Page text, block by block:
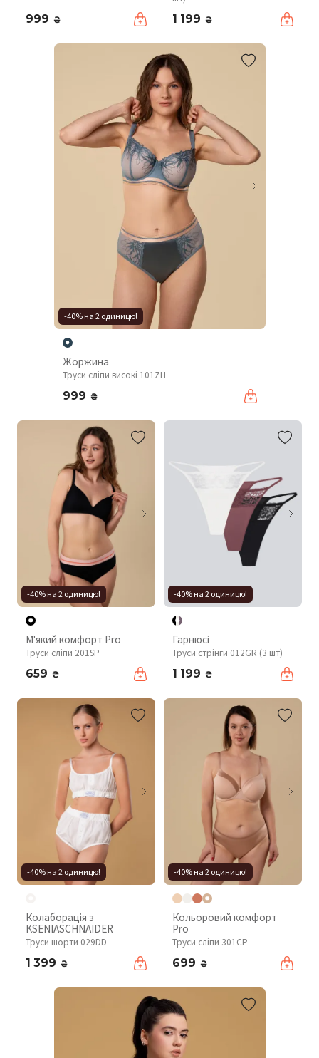
999 ₴ 1 199 ₴
-40% на 2 одиницю!
Жоржина
Труси сліпи високі 101ZH
999 ₴
-40% на 2 одиницю!
М'який комфорт Pro
Труси сліпи 201SP
659 ₴
-40% на 2 одиницю!
Гарнюсі
Труси стрінги 012GR (3 шт)
1 199 ₴
-40% на 2 одиницю!
Колаборація з
KSENIASCHNAIDER
Труси шорти 029DD
1 399 ₴
-40% на 2 одиницю!
Кольоровий комфорт
Pro
Труси сліпи 301CP
699 ₴